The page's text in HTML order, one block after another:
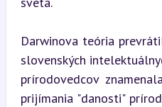
Darwinova teória
slovenských
prírodovedcov
prijímania "danosti"